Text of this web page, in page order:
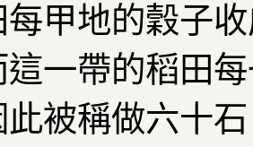
甲地的穀子
這一帶的稻田
被稱做六十